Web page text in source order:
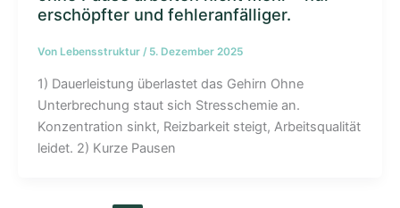
erschöpfter und fehleranfälliger.
Von Lebensstruktur / 5. Dezember 2025
1) Dauerleistung überlastet das Gehirn Ohne
Unterbrechung staut sich Stresschemie an.
Konzentration sinkt, Reizbarkeit steigt, Arbeitsqualität
leidet. 2) Kurze Pausen